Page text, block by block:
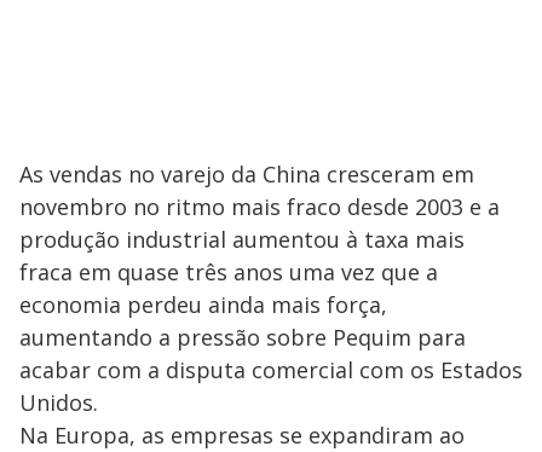
As vendas no varejo da China cresceram em
novembro no ritmo mais fraco desde 2003 e a
produção industrial aumentou à taxa mais
fraca em quase três anos uma vez que a
economia perdeu ainda mais força,
aumentando a pressão sobre Pequim para
acabar com a disputa comercial com os Estados
Unidos.
Na Europa, as empresas se expandiram ao